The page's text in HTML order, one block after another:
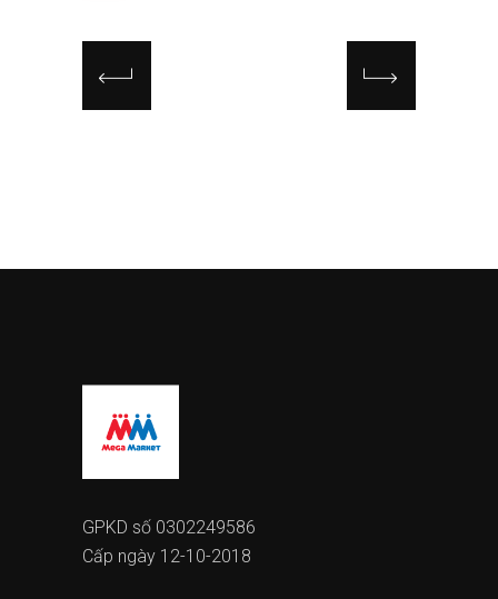
GPKD số 0302249586
Cấp ngày 12-10-2018